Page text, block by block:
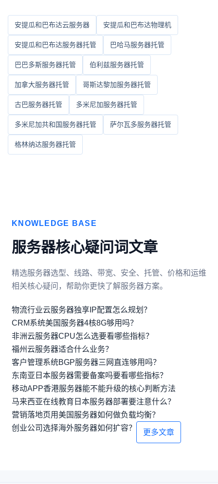
安提瓜和巴布达云服务器 安提瓜和巴布达物理机
安提瓜和巴布达服务器托管 巴哈马服务器托管
巴巴多斯服务器托管 伯利兹服务器托管
加拿大服务器托管 哥斯达黎加服务器托管
古巴服务器托管 多米尼加服务器托管
多米尼加共和国服务器托管 萨尔瓦多服务器托管
格林纳达服务器托管
KNOWLEDGE BASE
服务器核心疑问词文章
精选服务器选型、线路、带宽、安全、托管、价格和运维
相关核心疑问，帮助你更快了解服务器方案。
物流行业云服务器独享IP配置怎么规划？
CRM系统美国服务器4核8G够用吗？
非洲云服务器CPU怎么选要看哪些指标？
福州云服务器适合什么业务？
客户管理系统BGP服务器三网直连够用吗？
东南亚日本服务器需要备案吗要看哪些指标？
移动APP香港服务器能不能升级的核心判断方法
马来西亚在线教育日本服务器部署要注意什么？
营销落地页用美国服务器如何做负载均衡？
创业公司选择海外服务器如何扩容？
更多文章